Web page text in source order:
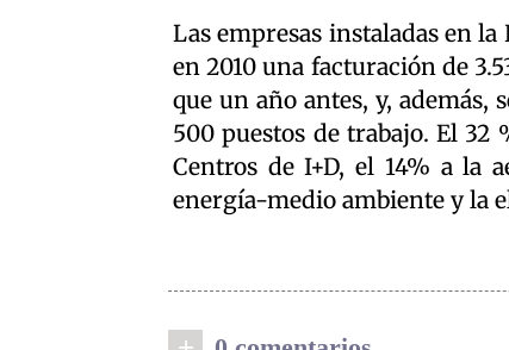
Las empresas instaladas en la
en 2010 una facturación de
que un año antes, y, además,
500 puestos de trabajo. El 32
Centros de I+D, el 14% a la
energía-medio ambiente y la